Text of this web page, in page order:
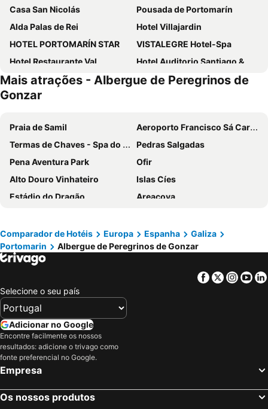
Casa San Nicolás
Pousada de Portomarín
Alda Palas de Rei
Hotel Villajardin
HOTEL PORTOMARÍN STAR
VISTALEGRE Hotel-Spa
Hotel Restaurante Val
Hotel Auditorio Santiago & Spa
Ferramenteiro De Portomarin
Suitesnature Ecocamp San Roman
Mais atrações - Albergue de Peregrinos de
Gonzar
Praia de Samil
Aeroporto Francisco Sá Carneiro
Termas de Chaves - Spa do Imperador
Pedras Salgadas
Pena Aventura Park
Ofir
Alto Douro Vinhateiro
Islas Cíes
Estádio do Dragão
Areacova
Zona Centro Vigo
SPA Termal de Pedras Salgadas
Pavilhão Multiusos Gondomar
Igreja de Peso da Régua
Magikland
Praia de Moledo
NaturWaterPark - Parque de Diversões do Douro
Praia Areabrava
Norteshopping
Estação Ferroviária do Pinhão
Praia de Caminha
Castelo de Castro Laboreiro
Playa de Barra
Parque Nacional da Peneda-Gerês
Comparador de Hotéis Europa Espanha
Galiza
Portomarin
Albergue de Peregrinos de Gonzar
Facebook
Twitter
Selecione o seu país
Adicionar no Google
Encontre facilmente os nossos
resultados: adicione o trivago como
fonte preferencial no Google.
Empresa
Os nossos produtos